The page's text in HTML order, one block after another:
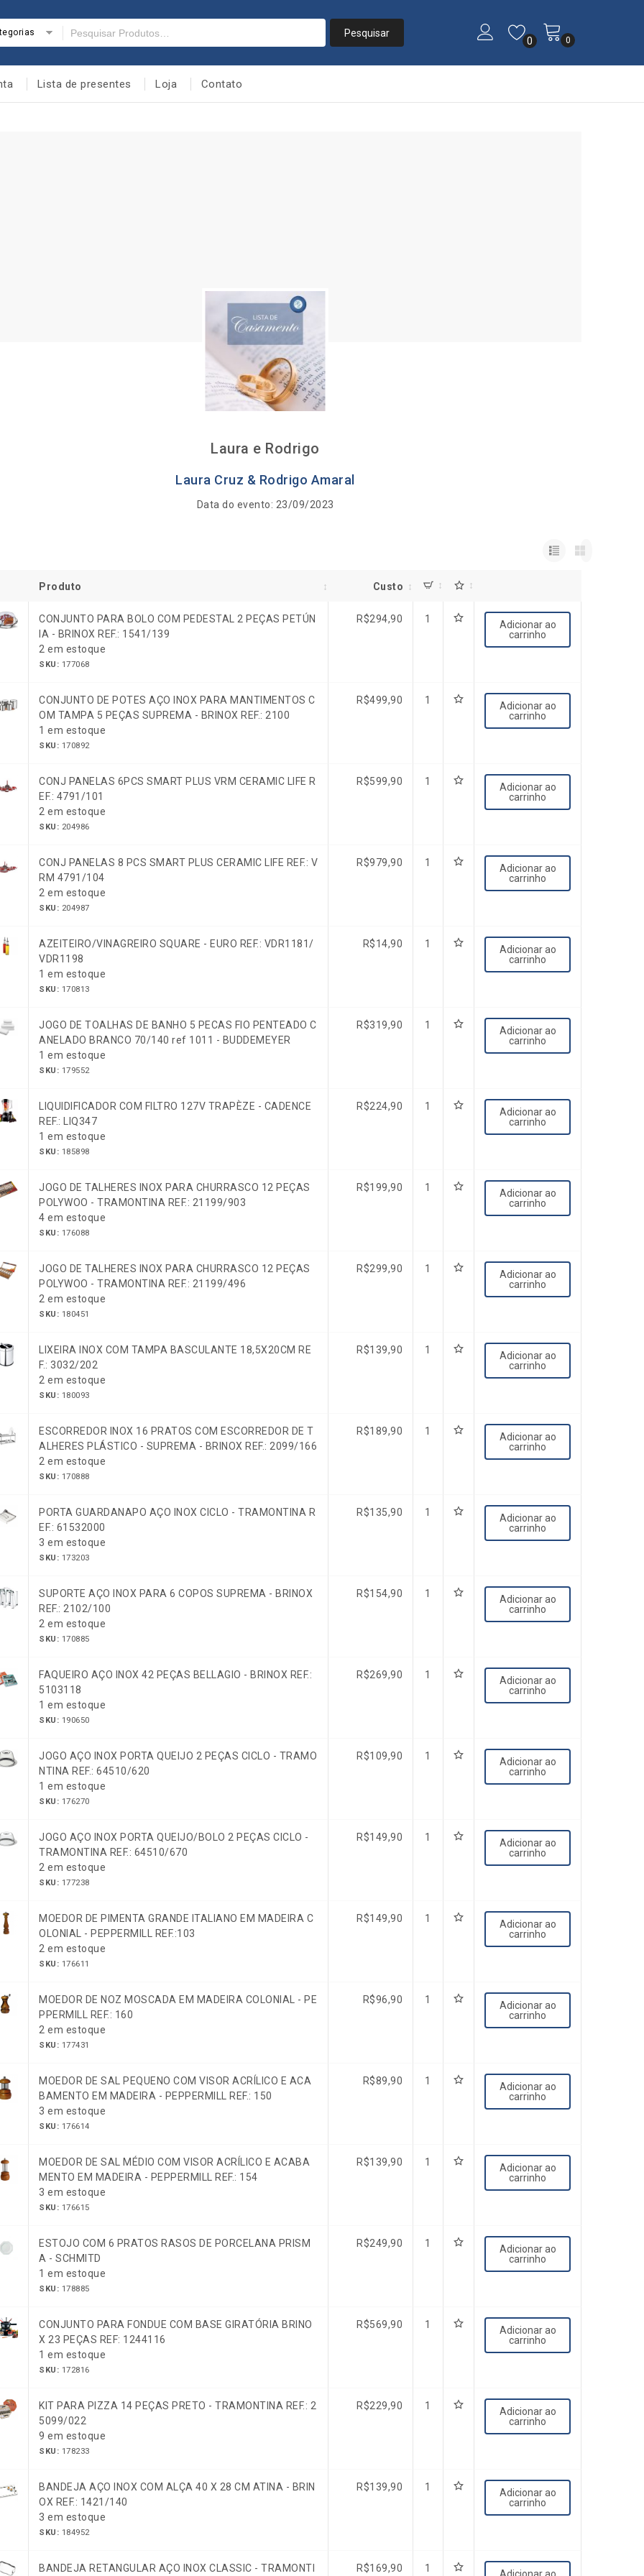
0 0
Lista de presentes Loja Contato
Laura e Rodrigo
Laura Cruz & Rodrigo Amaral
Data do evento: 23/09/2023
Produto Custo
CONJUNTO PARA BOLO COM PEDESTAL 2 PEÇAS PETÚN
IA - BRINOX REF.: 1541/139
2 em estoque
SKU: 177068
R$294,90 1
Adicionar ao
carrinho
CONJUNTO DE POTES AÇO INOX PARA MANTIMENTOS C
OM TAMPA 5 PEÇAS SUPREMA - BRINOX REF.: 2100
1 em estoque
SKU: 170892
R$499,90 1
Adicionar ao
carrinho
CONJ PANELAS 6PCS SMART PLUS VRM CERAMIC LIFE R
EF.: 4791/101
2 em estoque
SKU: 204986
R$599,90 1
Adicionar ao
carrinho
CONJ PANELAS 8 PCS SMART PLUS CERAMIC LIFE REF.: V
RM 4791/104
2 em estoque
SKU: 204987
R$979,90 1
Adicionar ao
carrinho
AZEITEIRO/VINAGREIRO SQUARE - EURO REF.: VDR1181/
VDR1198
1 em estoque
SKU: 170813
R$14,90 1
Adicionar ao
carrinho
JOGO DE TOALHAS DE BANHO 5 PECAS FIO PENTEADO C
ANELADO BRANCO 70/140 ref 1011 - BUDDEMEYER
1 em estoque
SKU: 179552
R$319,90 1
Adicionar ao
carrinho
LIQUIDIFICADOR COM FILTRO 127V TRAPÈZE - CADENCE
REF.: LIQ347
1 em estoque
SKU: 185898
R$224,90 1
Adicionar ao
carrinho
JOGO DE TALHERES INOX PARA CHURRASCO 12 PEÇAS
POLYWOO - TRAMONTINA REF.: 21199/903
4 em estoque
SKU: 176088
R$199,90 1
Adicionar ao
carrinho
JOGO DE TALHERES INOX PARA CHURRASCO 12 PEÇAS
POLYWOO - TRAMONTINA REF.: 21199/496
2 em estoque
SKU: 180451
R$299,90 1
Adicionar ao
carrinho
LIXEIRA INOX COM TAMPA BASCULANTE 18,5X20CM RE
F.: 3032/202
2 em estoque
SKU: 180093
R$139,90 1
Adicionar ao
carrinho
ESCORREDOR INOX 16 PRATOS COM ESCORREDOR DE T
ALHERES PLÁSTICO - SUPREMA - BRINOX REF.: 2099/166
2 em estoque
SKU: 170888
R$189,90 1
Adicionar ao
carrinho
PORTA GUARDANAPO AÇO INOX CICLO - TRAMONTINA R
EF.: 61532000
3 em estoque
SKU: 173203
R$135,90 1
Adicionar ao
carrinho
SUPORTE AÇO INOX PARA 6 COPOS SUPREMA - BRINOX
REF.: 2102/100
2 em estoque
SKU: 170885
R$154,90 1
Adicionar ao
carrinho
FAQUEIRO AÇO INOX 42 PEÇAS BELLAGIO - BRINOX REF.:
5103118
1 em estoque
SKU: 190650
R$269,90 1
Adicionar ao
carrinho
JOGO AÇO INOX PORTA QUEIJO 2 PEÇAS CICLO - TRAMO
NTINA REF.: 64510/620
1 em estoque
SKU: 176270
R$109,90 1
Adicionar ao
carrinho
JOGO AÇO INOX PORTA QUEIJO/BOLO 2 PEÇAS CICLO -
TRAMONTINA REF.: 64510/670
2 em estoque
SKU: 177238
R$149,90 1
Adicionar ao
carrinho
MOEDOR DE PIMENTA GRANDE ITALIANO EM MADEIRA C
OLONIAL - PEPPERMILL REF.:103
2 em estoque
SKU: 176611
R$149,90 1
Adicionar ao
carrinho
MOEDOR DE NOZ MOSCADA EM MADEIRA COLONIAL - PE
PPERMILL REF.: 160
2 em estoque
SKU: 177431
R$96,90 1
Adicionar ao
carrinho
MOEDOR DE SAL PEQUENO COM VISOR ACRÍLICO E ACA
BAMENTO EM MADEIRA - PEPPERMILL REF.: 150
3 em estoque
SKU: 176614
R$89,90 1
Adicionar ao
carrinho
MOEDOR DE SAL MÉDIO COM VISOR ACRÍLICO E ACABA
MENTO EM MADEIRA - PEPPERMILL REF.: 154
3 em estoque
SKU: 176615
R$139,90 1
Adicionar ao
carrinho
ESTOJO COM 6 PRATOS RASOS DE PORCELANA PRISM
A - SCHMITD
1 em estoque
SKU: 178885
R$249,90 1
Adicionar ao
carrinho
CONJUNTO PARA FONDUE COM BASE GIRATÓRIA BRINO
X 23 PEÇAS REF: 1244116
1 em estoque
SKU: 172816
R$569,90 1
Adicionar ao
carrinho
KIT PARA PIZZA 14 PEÇAS PRETO - TRAMONTINA REF.: 2
5099/022
9 em estoque
SKU: 178233
R$229,90 1
Adicionar ao
carrinho
BANDEJA AÇO INOX COM ALÇA 40 X 28 CM ATINA - BRIN
OX REF.: 1421/140
3 em estoque
SKU: 184952
R$139,90 1
Adicionar ao
carrinho
BANDEJA RETANGULAR AÇO INOX CLASSIC - TRAMONTI R$169,90 1